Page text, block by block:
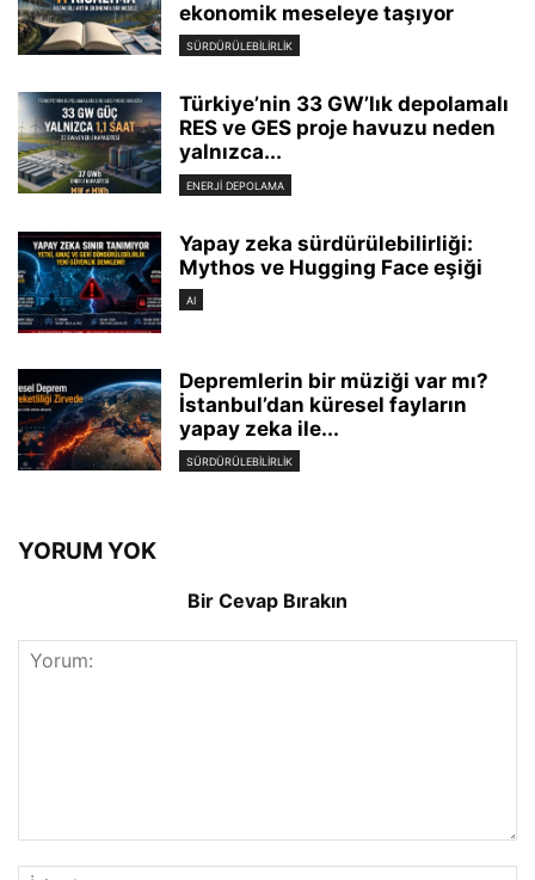
ekonomik meseleye taşıyor
SÜRDÜRÜLEBILIRLIK
Türkiye’nin 33 GW’lık depolamalı
RES ve GES proje havuzu neden
yalnızca...
ENERJI DEPOLAMA
Yapay zeka sürdürülebilirliği:
Mythos ve Hugging Face eşiği
AI
Depremlerin bir müziği var mı?
İstanbul’dan küresel fayların
yapay zeka ile...
SÜRDÜRÜLEBILIRLIK
YORUM YOK
Bir Cevap Bırakın